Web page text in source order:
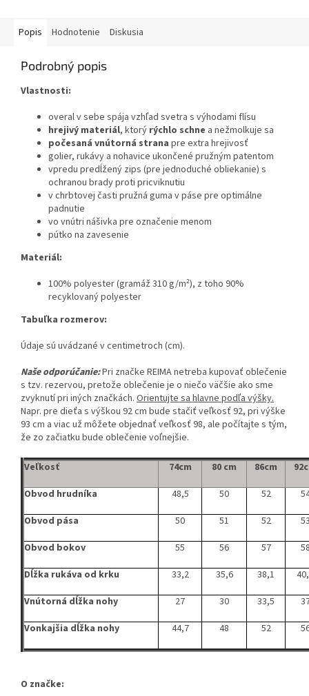
Popis Hodnotenie Diskusia
Podrobný popis
Vlastnosti:
overal v sebe spája vzhľad svetra s výhodami flísu
hrejivý materiál, ktorý rýchlo schne a nežmolkuje sa
počesaná vnútorná strana pre extra hrejivosť
golier, rukávy a nohavice ukončené pružným patentom
vpredu predĺžený zips (pre jednoduché obliekanie) s
ochranou brady proti pricviknutiu
v chrbtovej časti pružná guma v páse pre optimálne
padnutie
vo vnútri nášivka pre označenie menom
pútko na zavesenie
Materiál:
100% polyester (gramáž 310 g/m²), z toho 90%
recyklovaný polyester
Tabuľka rozmerov:
Údaje sú uvádzané v centimetroch (cm).
Naše odporúčanie:Pri značke REIMA netreba kupovať oblečenie
s tzv. rezervou, pretože oblečenie je o niečo väčšie ako sme
zvyknutí pri iných značkách. Orientujte sa hlavne podľa výšky.
Napr. pre dieťa s výškou 92 cm bude stačiť veľkosť 92, pri výške
93 cm a viac už môžete objednať veľkosť 98, ale počítajte s tým,
že zo začiatku bude oblečenie voľnejšie.
Veľkosť 74cm 80 cm 86cm
Obvod hrudníka
48,5 50 52
Obvod pása
50 51 52
Obvod bokov
55 56 57
Dĺžka rukáva od krku
33,2 35,6 38,1
Vnútorná dĺžka nohy
27 30 33,5
Vonkajšia dĺžka nohy
44,7 48 52
O značke: